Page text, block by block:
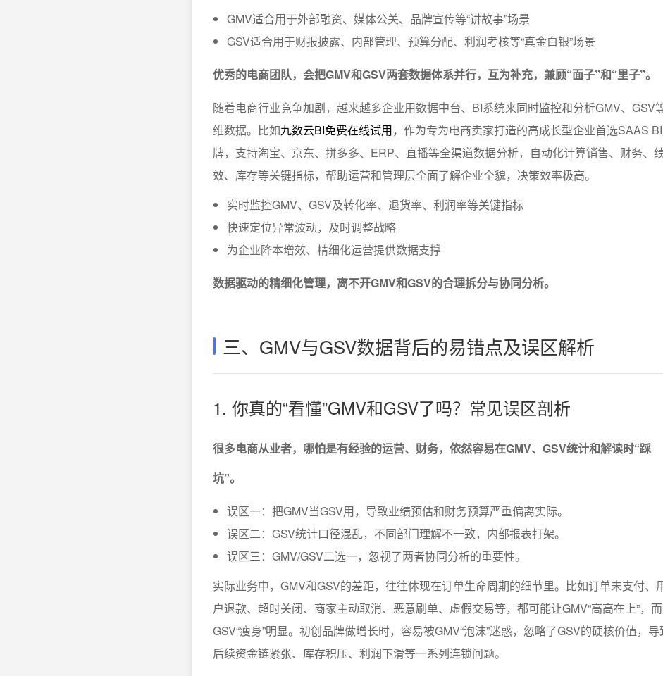
GMV适合用于外部融资、媒体公关、品牌宣传等“讲故事”场景
GSV适合用于财报披露、内部管理、预算分配、利润考核等“真金白银”场景
优秀的电商团队，会把GMV和GSV两套数据体系并行，互为补充，兼顾“面子”和“里子”。
随着电商行业竞争加剧，越来越多企业用数据中台、BI系统来同时监控和分析GMV、GSV
维数据。比如九数云BI免费在线试用，作为专为电商卖家打造的高成长型企业首选SAAS
牌，支持淘宝、京东、拼多多、ERP、直播等全渠道数据分析，自动化计算销售、财务、
效、库存等关键指标，帮助运营和管理层全面了解企业全貌，决策效率极高。
实时监控GMV、GSV及转化率、退货率、利润率等关键指标
快速定位异常波动，及时调整战略
为企业降本增效、精细化运营提供数据支撑
数据驱动的精细化管理，离不开GMV和GSV的合理拆分与协同分析。
三、GMV与GSV数据背后的易错点及误区解析
1. 你真的“看懂”GMV和GSV了吗？常见误区剖析
很多电商从业者，哪怕是有经验的运营、财务，依然容易在GMV、GSV统计和解读时“踩
坑”。
误区一：把GMV当GSV用，导致业绩预估和财务预算严重偏离实际。
误区二：GSV统计口径混乱，不同部门理解不一致，内部报表打架。
误区三：GMV/GSV二选一，忽视了两者协同分析的重要性。
实际业务中，GMV和GSV的差距，往往体现在订单生命周期的细节里。比如订单未支付、
户退款、超时关闭、商家主动取消、恶意刷单、虚假交易等，都可能让GMV“高高在上”，而
GSV“瘦身”明显。初创品牌做增长时，容易被GMV“泡沫”迷惑，忽略了GSV的硬核价值，导
后续资金链紧张、库存积压、利润下滑等一系列连锁问题。